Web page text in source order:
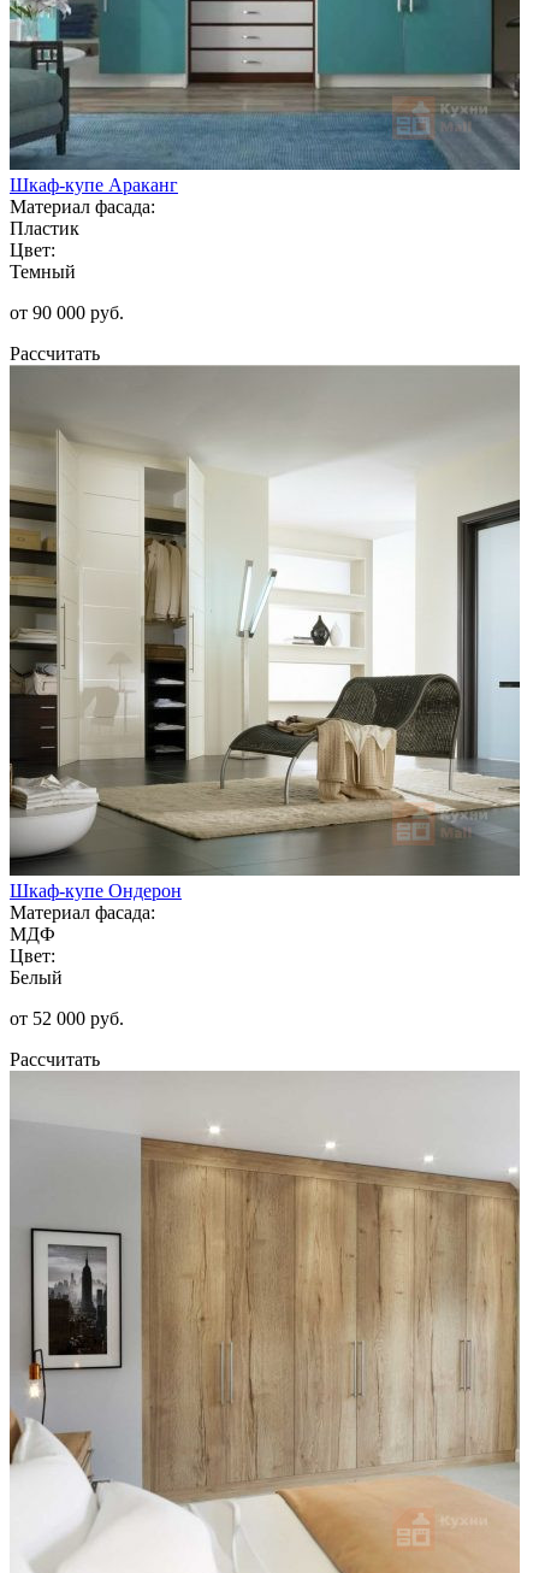
Шкаф-купе Араканг
Материал фасада:
Пластик
Цвет:
Темный
от 90 000 руб.
Рассчитать
Шкаф-купе Ондерон
Материал фасада:
МДФ
Цвет:
Белый
от 52 000 руб.
Рассчитать